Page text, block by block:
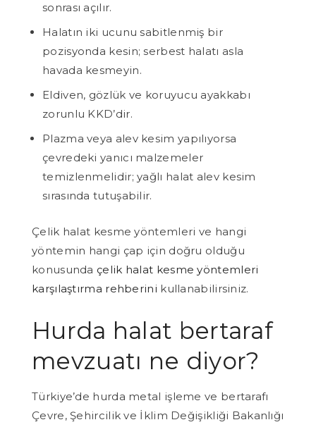
sonrası açılır.
Halatın iki ucunu sabitlenmiş bir
pozisyonda kesin; serbest halatı asla
havada kesmeyin.
Eldiven, gözlük ve koruyucu ayakkabı
zorunlu KKD’dir.
Plazma veya alev kesim yapılıyorsa
çevredeki yanıcı malzemeler
temizlenmelidir; yağlı halat alev kesim
sırasında tutuşabilir.
Çelik halat kesme yöntemleri ve hangi
yöntemin hangi çap için doğru olduğu
konusunda çelik halat kesme yöntemleri
karşılaştırma rehberini kullanabilirsiniz.
Hurda halat bertaraf
mevzuatı ne diyor?
Türkiye’de hurda metal işleme ve bertarafı
Çevre, Şehircilik ve İklim Değişikliği Bakanlığı